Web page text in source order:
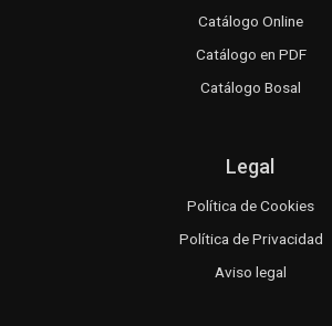
Catálogo Online
Catálogo en PDF
Catálogo Bosal
Legal
Política de Cookies
Política de Privacidad
Aviso legal